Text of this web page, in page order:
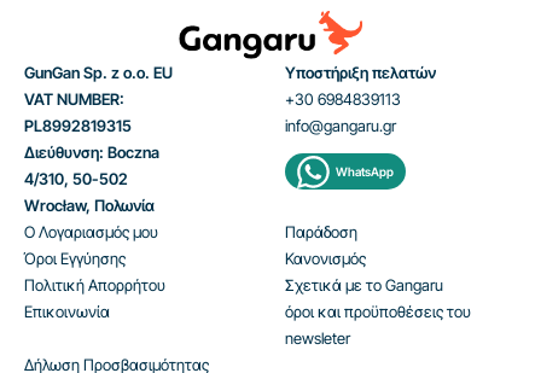
GunGan Sp. z o.o. EU
VAT NUMBER:
PL8992819315
Διεύθυνση: Boczna
4/310, 50-502
Wrocław, Πολωνία
Υποστήριξη πελατών
+30 6984839113
info@gangaru.gr
WhatsApp
Ο Λογαριασμός μου
Παράδοση
Όροι Εγγύησης
Κανονισμός
Πολιτική Απορρήτου
Σχετικά με το Gangaru
Επικοινωνία
όροι και προϋποθέσεις του
newsleter
Δήλωση Προσβασιμότητας